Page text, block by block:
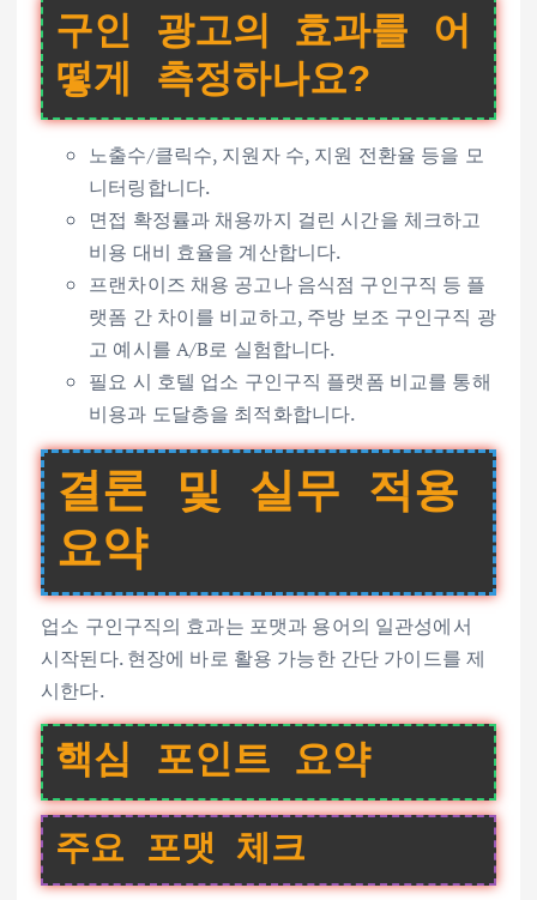
구인 광고의 효과를 어
떻게 측정하나요?
노출수/클릭수, 지원자 수, 지원 전환율 등을 모
니터링합니다.
면접 확정률과 채용까지 걸린 시간을 체크하고
비용 대비 효율을 계산합니다.
프랜차이즈 채용 공고나 음식점 구인구직 등 플
랫폼 간 차이를 비교하고, 주방 보조 구인구직 광
고 예시를 A/B로 실험합니다.
필요 시 호텔 업소 구인구직 플랫폼 비교를 통해
비용과 도달층을 최적화합니다.
결론 및 실무 적용
요약
업소 구인구직의 효과는 포맷과 용어의 일관성에서
시작된다. 현장에 바로 활용 가능한 간단 가이드를 제
시한다.
핵심 포인트 요약
주요 포맷 체크